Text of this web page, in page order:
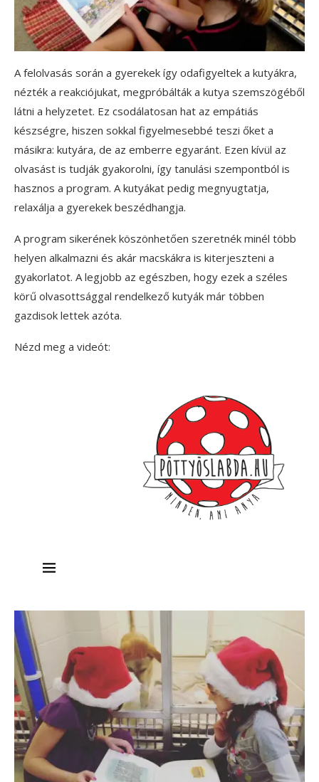
A felolvasás során a gyerekek így odafigyeltek a kutyákra,
nézték a reakciójukat, megpróbálták a kutya szemszögéből
látni a helyzetet. Ez csodálatosan hat az empátiás
készségre, hiszen sokkal figyelmesebbé teszi őket a
másikra: kutyára, de az emberre egyaránt. Ezen kívül az
olvasást is tudják gyakorolni, így tanulási szempontból is
hasznos a program. A kutyákat pedig megnyugtatja,
relaxálja a gyerekek beszédhangja.
A program sikerének köszönhetően szeretnék minél több
helyen alkalmazni és akár macskákra is kiterjeszteni a
gyakorlatot. A legjobb az egészben, hogy ezek a széles
körű olvasottsággal rendelkező kutyák már többen
gazdisok lettek azóta.
Nézd meg a videót: